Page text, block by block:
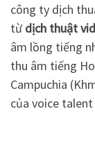
công ty dịch
từ dịch thuật
âm lồng tiếng
thu âm tiếng
Campuchia
của voice